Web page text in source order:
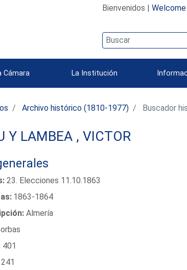
Bienvenidos | Welcome
Cámara La Institución
Archivo histórico (1810-1977) Buscador
Y LAMBEA , VICTOR
23. Elecciones 11.10.1863
1863-1864
Almería
401